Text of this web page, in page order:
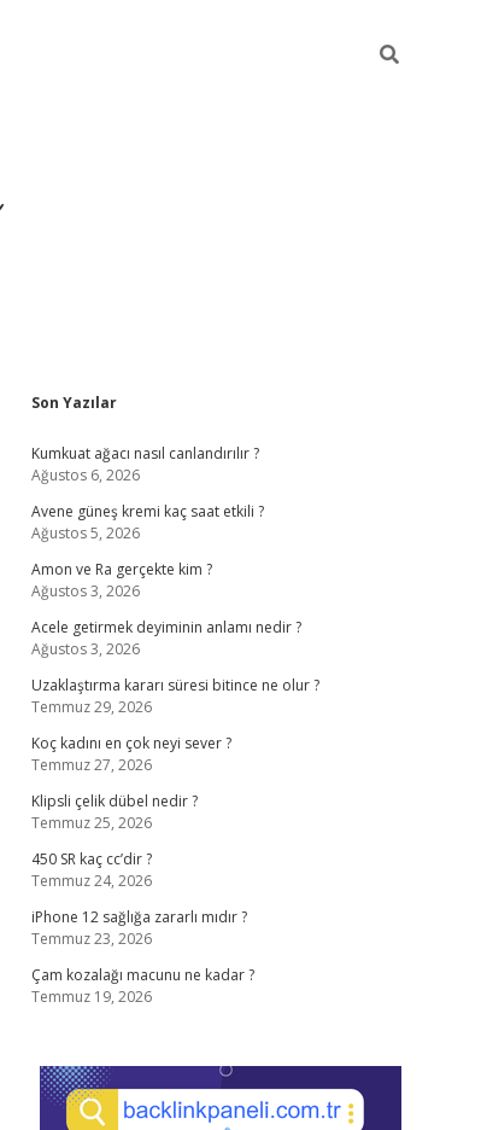
Sidebar
Son Yazılar
Kumkuat ağacı nasıl canlandırılır ?
Ağustos 6, 2026
Avene güneş kremi kaç saat etkili ?
Ağustos 5, 2026
Amon ve Ra gerçekte kim ?
Ağustos 3, 2026
Acele getirmek deyiminin anlamı nedir ?
Ağustos 3, 2026
Uzaklaştırma kararı süresi bitince ne olur ?
Temmuz 29, 2026
Koç kadını en çok neyi sever ?
Temmuz 27, 2026
Klipsli çelik dübel nedir ?
Temmuz 25, 2026
450 SR kaç cc’dir ?
Temmuz 24, 2026
iPhone 12 sağlığa zararlı mıdır ?
Temmuz 23, 2026
Çam kozalağı macunu ne kadar ?
Temmuz 19, 2026